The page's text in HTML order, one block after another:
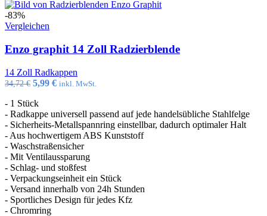
-83%
Vergleichen
Enzo graphit 14 Zoll Radzierblende
14 Zoll Radkappen
34,72€ Ursprünglicher
war:
34,72 €
5,99 €Aktueller
5,99 €.
inkl. MwSt.
- 1 Stück
- Radkappe universell passend auf jede handelsübliche Stahlfelge
- Sicherheits-Metallspannring einstellbar, dadurch optimaler Halt
- Aus hochwertigem ABS Kunststoff
- Waschstraßensicher
- Mit Ventilaussparung
- Schlag- und stoßfest
- Verpackungseinheit ein Stück
- Versand innerhalb von 24h Stunden
- Sportliches Design für jedes Kfz
- Chromring